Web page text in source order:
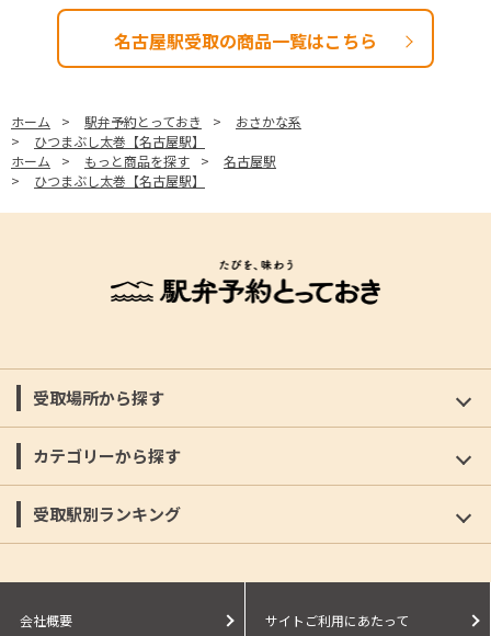
名古屋駅受取の商品一覧はこちら
ホーム > 駅弁予約とっておき >
おさかな系
>
ひつまぶし太巻【名古屋駅】
ホーム
> もっと商品を探す >
名古屋駅
>
ひつまぶし太巻【名古屋駅】
受取場所から探す
カテゴリーから探す
受取駅別ランキング
会社概要 サイトご利用にあたって